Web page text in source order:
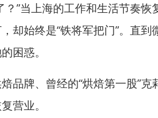
”当上海的工作和生活节奏恢
却始终是“铁将军把门”。直到
困惑。
牌、曾经的“烘焙第一股”克
营业。